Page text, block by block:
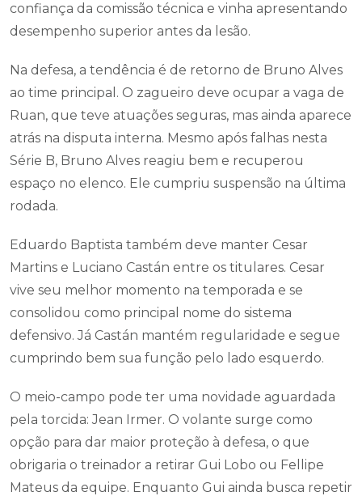
confiança da comissão técnica e vinha apresentando
desempenho superior antes da lesão.
Na defesa, a tendência é de retorno de Bruno Alves
ao time principal. O zagueiro deve ocupar a vaga de
Ruan, que teve atuações seguras, mas ainda aparece
atrás na disputa interna. Mesmo após falhas nesta
Série B, Bruno Alves reagiu bem e recuperou
espaço no elenco. Ele cumpriu suspensão na última
rodada.
Eduardo Baptista também deve manter Cesar
Martins e Luciano Castán entre os titulares. Cesar
vive seu melhor momento na temporada e se
consolidou como principal nome do sistema
defensivo. Já Castán mantém regularidade e segue
cumprindo bem sua função pelo lado esquerdo.
O meio-campo pode ter uma novidade aguardada
pela torcida: Jean Irmer. O volante surge como
opção para dar maior proteção à defesa, o que
obrigaria o treinador a retirar Gui Lobo ou Fellipe
Mateus da equipe. Enquanto Gui ainda busca repetir